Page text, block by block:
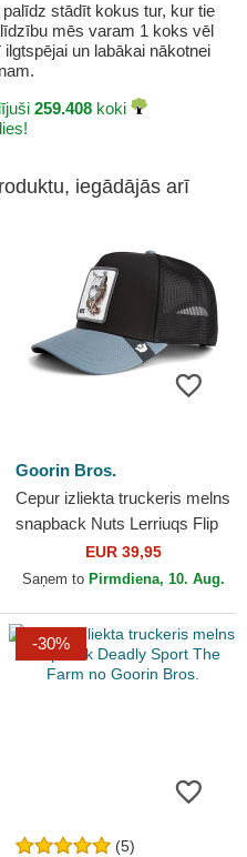
stādīt kokus tur, kur tie
mēs varam 1 koks vēl
un labākai nākotnei
259.408 koki
iegādājās arī
Goorin Bros.
Cepur izliekta truckeris melns
snapback Nuts Lerriuqs Flip
Side 2 The Farm no Goorin
Bros.
EUR 39,95
Saņem to Pirmdiena, 10. Aug.
-30%
(5)